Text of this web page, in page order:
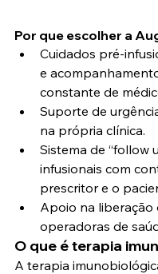
Por que escolher a
Cuidados pré-
e
constante de
Suporte de
na própria clínica.
Sistema de “follow
infusionais com
prescritor e o
Apoio na liberação
operadoras de
O que é terapia
A terapia